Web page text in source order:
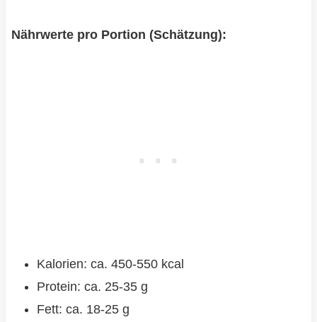
Nährwerte pro Portion (Schätzung):
Kalorien: ca. 450-550 kcal
Protein: ca. 25-35 g
Fett: ca. 18-25 g